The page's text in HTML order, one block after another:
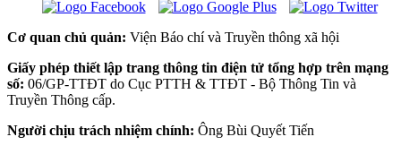
Cơ quan chủ quản: Viện Báo chí và Truyền thông xã hội
Giấy phép thiết lập trang thông tin điện tử tổng hợp trên mạng
số: 06/GP-TTĐT do Cục PTTH & TTĐT - Bộ Thông Tin và
Truyền Thông cấp.
Người chịu trách nhiệm chính: Ông Bùi Quyết Tiến